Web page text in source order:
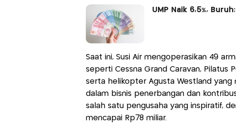
UMP Naik 6,5%,
Saat ini, Susi Air mengoperasikan 49
seperti Cessna Grand Caravan, Pilatus
serta helikopter Agusta Westland yang
dalam bisnis penerbangan dan
salah satu pengusaha yang inspiratif,
mencapai Rp78 miliar.